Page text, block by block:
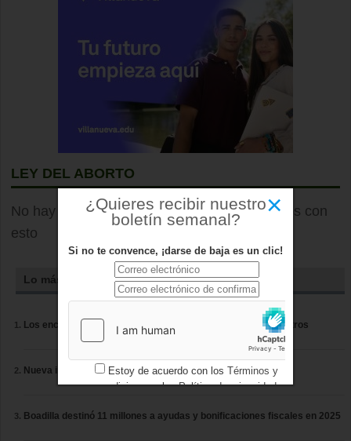
LEY DEL ABORTO
No hay elementos que hayan sido etiquetados con
esto
Lo más leído
Los encierros de Boadilla amplían su recorrido casi cien metros
Nueva instalación deportiva con siete pistas de páde
Boadilla destinó 11 millones a ayudas y bonificaciones fiscales en 2025
×
¿Quieres recibir nuestro
boletín semanal?
Si no te convence, ¡darse de baja es un clic!
Estoy de acuerdo con los Términos y
condicionesy losPolítica de privacidad